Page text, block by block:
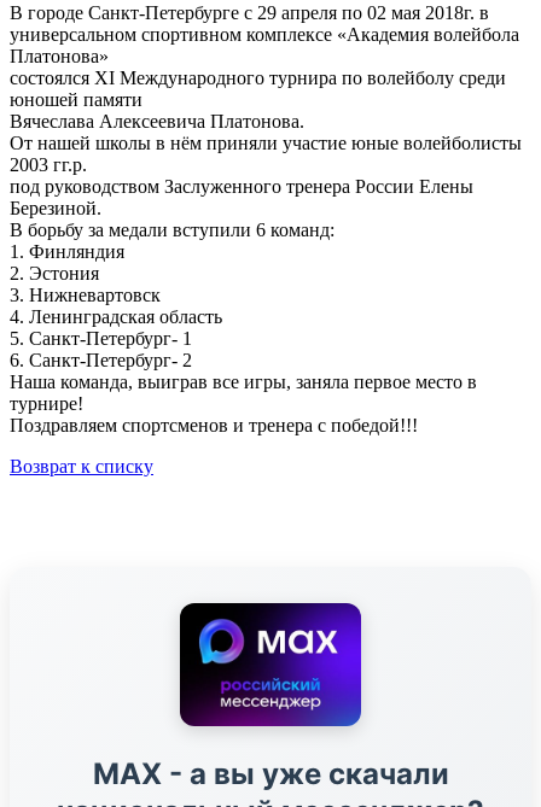
В городе Санкт-Петербурге с 29 апреля по 02 мая 2018г. в
универсальном спортивном комплексе «Академия волейбола
Платонова»
состоялся XI Международного турнира по волейболу среди
юношей памяти
Вячеслава Алексеевича Платонова.
От нашей школы в нём приняли участие юные волейболисты
2003 гг.р.
под руководством Заслуженного тренера России Елены
Березиной.
В борьбу за медали вступили 6 команд:
1. Финляндия
2. Эстония
3. Нижневартовск
4. Ленинградская область
5. Санкт-Петербург- 1
6. Санкт-Петербург- 2
Наша команда, выиграв все игры, заняла первое место в
турнире!
Поздравляем спортсменов и тренера с победой!!!
Возврат к списку
МАХ - а вы уже скачали